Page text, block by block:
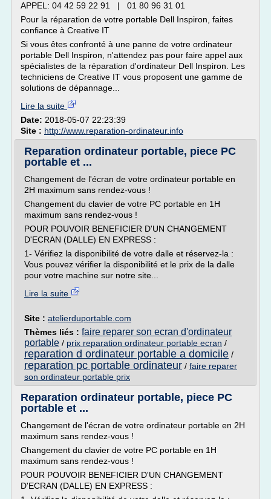
APPEL: 04 42 59 22 91 | 01 80 96 31 01
Pour la réparation de votre portable Dell Inspiron, faites
confiance à Creative IT
Si vous êtes confronté à une panne de votre ordinateur
portable Dell Inspiron, n'attendez pas pour faire appel aux
spécialistes de la réparation d'ordinateur Dell Inspiron. Les
techniciens de Creative IT vous proposent une gamme de
solutions de dépannage...
Lire la suite
Date: 2018-05-07 22:23:39
Site : http://www.reparation-ordinateur.info
Reparation ordinateur portable, piece PC
portable et ...
Changement de l'écran de votre ordinateur portable en
2H maximum sans rendez-vous !
Changement du clavier de votre PC portable en 1H
maximum sans rendez-vous !
POUR POUVOIR BENEFICIER D'UN CHANGEMENT
D'ECRAN (DALLE) EN EXPRESS :
1- Vérifiez la disponibilité de votre dalle et réservez-la :
Vous pouvez vérifier la disponibilité et le prix de la dalle
pour votre machine sur notre site...
Lire la suite
Site : atelierduportable.com
Thèmes liés : faire reparer son ecran d'ordinateur
portable / prix reparation ordinateur portable ecran /
reparation d ordinateur portable a domicile /
reparation pc portable ordinateur / faire reparer
son ordinateur portable prix
Reparation ordinateur portable, piece PC
portable et ...
Changement de l'écran de votre ordinateur portable en 2H
maximum sans rendez-vous !
Changement du clavier de votre PC portable en 1H
maximum sans rendez-vous !
POUR POUVOIR BENEFICIER D'UN CHANGEMENT
D'ECRAN (DALLE) EN EXPRESS :